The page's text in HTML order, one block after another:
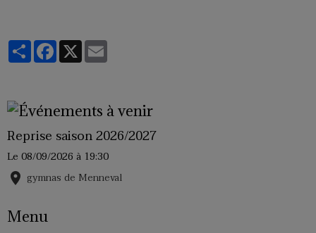
PartagerFacebook
X
Reprise saison 2026/2027
Le 08/09/2026 à 19:30
gymnas de Menneval
Menu